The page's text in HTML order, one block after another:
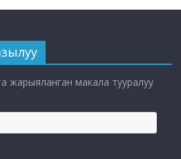
жарыяланган макала тууралуу